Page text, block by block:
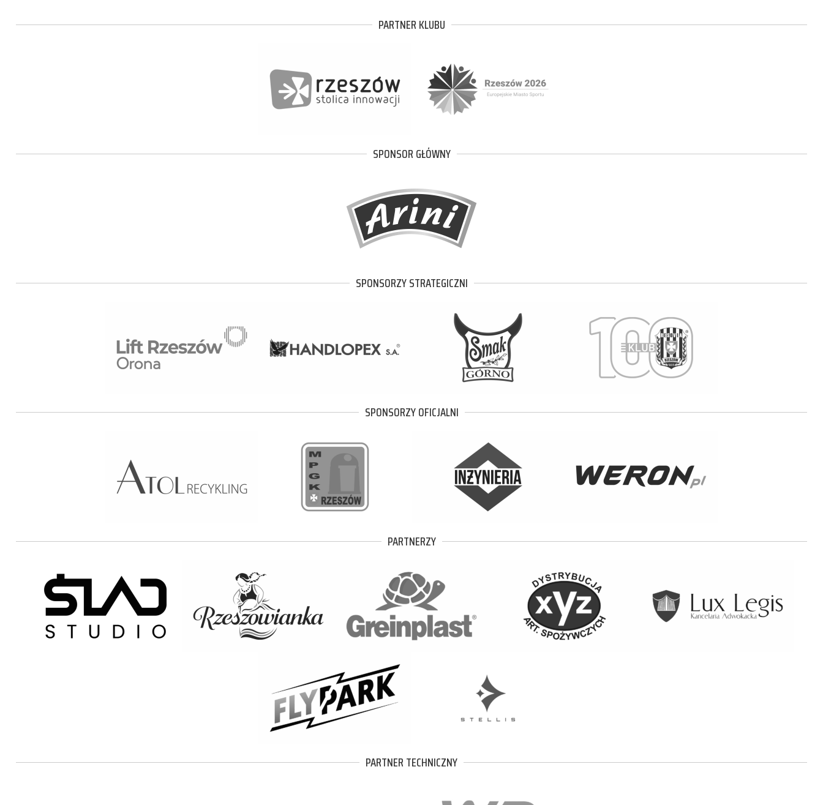
PARTNER KLUBU
SPONSOR GŁÓWNY
SPONSORZY STRATEGICZNI
SPONSORZY OFICJALNI
PARTNERZY
PARTNER TECHNICZNY